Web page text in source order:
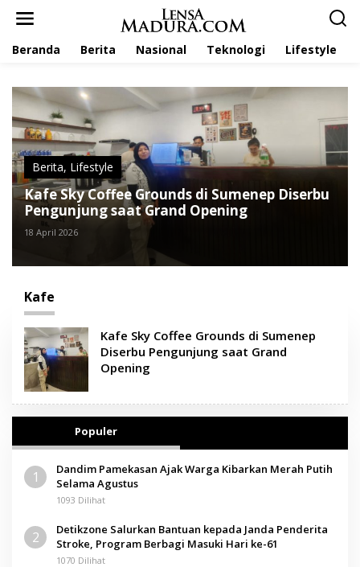
Beranda Berita Nasional Teknologi Lifestyle
Berita, Lifestyle
Kafe Sky Coffee Grounds di Sumenep Diserbu
Pengunjung saat Grand Opening
18 April 2026
Kafe
Kafe Sky Coffee Grounds di Sumenep
Diserbu Pengunjung saat Grand
Opening
Populer
1
Dandim Pamekasan Ajak Warga Kibarkan Merah Putih
Selama Agustus
1093 Dilihat
2
Detikzone Salurkan Bantuan kepada Janda Penderita
Stroke, Program Berbagi Masuki Hari ke-61
1070 Dilihat